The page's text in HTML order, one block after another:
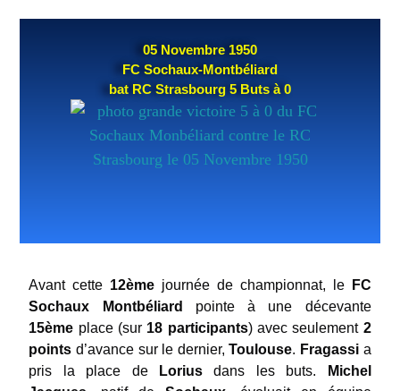
05 Novembre 1950
FC Sochaux-Montbéliard
bat RC Strasbourg 5 Buts à 0
Avant cette 12ème journée de championnat, le
FC
Sochaux Montbéliard
pointe à une décevante
15ème place (sur 18 participants) avec seulement 2
points d’avance sur le dernier,Toulouse. Fragassi a
pris la place de
Lorius dans les buts.
Michel